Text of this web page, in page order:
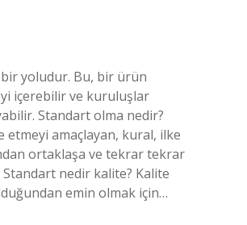
bir yoludur. Bu, bir ürün
içerebilir ve kuruluşlar
Standart olma nedir?
etmeyi amaçlayan, kural, ilke
ortaklaşa ve tekrar tekrar
nedir kalite? Kalite
emin olmak için…